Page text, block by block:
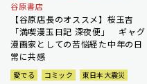
谷原書店
【谷原店長のオススメ】桜玉吉
「満喫漫玉日記 深夜便」 ギャグ
漫画家としての苦悩経た中年の日
常に共感
愛でる コミック
東日本大震災